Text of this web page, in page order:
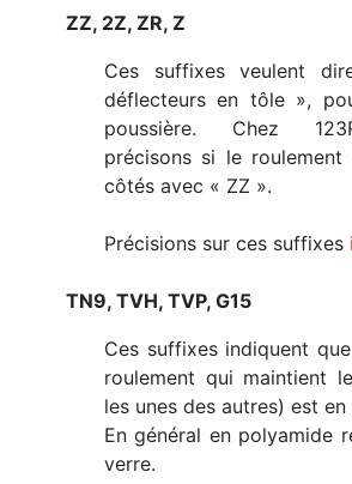
ZZ, 2Z, ZR, Z
Ces suffixes veulent
déflecteurs en tôle »,
poussière. Chez
précisons si le
côtés avec « ZZ ».
Précisions sur ces suffixes
TN9, TVH, TVP, G15
Ces suffixes indiquent
roulement qui maintient
les unes des autres) est
En général en polyamide
verre.